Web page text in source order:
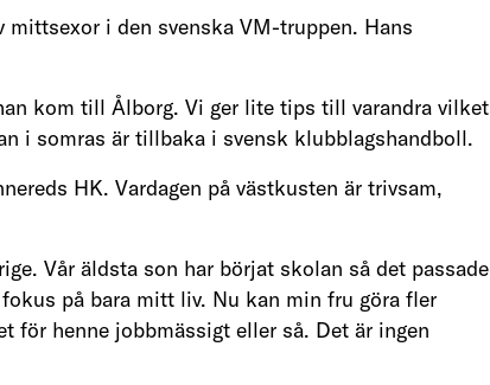
mittsexor i den svenska VM-truppen. Hans
kom till Ålborg. Vi ger lite tips till varandra vilket
i somras är tillbaka i svensk klubblagshandboll.
HK. Vardagen på västkusten är trivsam,
Vår äldsta son har börjat skolan så det passade
på bara mitt liv. Nu kan min fru göra fler
för henne jobbmässigt eller så. Det är ingen